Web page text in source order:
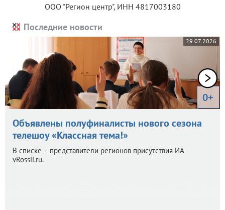
ООО "Регион центр", ИНН 4817003180
Последние новости
29.07.2026
0+
Объявлены полуфиналисты нового сезона
телешоу «Классная тема!»
В списке – представители регионов присутствия ИА
vRossii.ru.